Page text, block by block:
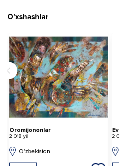
O'xshashlar
Oromijononlar
2 018 yil
O'zbekiston
2